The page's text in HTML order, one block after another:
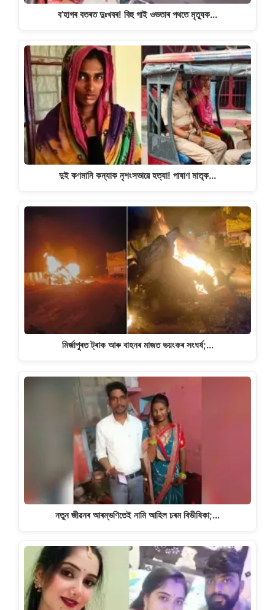
ব’হাগৰ বতৰত দুঃখবৰ! বিহু গাই ওভতাৰ পথতে মৃত্যুক…
দুই কণমানি কন্যাক নৃশংসভাৱে হত্যা! পাষাণ মাতৃক…
মিৰ্জাপুৰত ট্ৰাক আৰু বাহনৰ মাজত ভয়ংকৰ সংঘৰ্ষ;…
নতুন জীৱনৰ আৰম্ভণিতেই নামি আহিল চৰম বিভীষিকা;…